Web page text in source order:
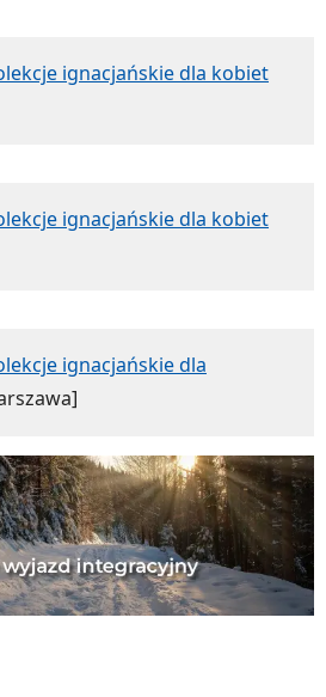
ignacjańskie dla kobiet
ignacjańskie dla kobiet
ignacjańskie dla